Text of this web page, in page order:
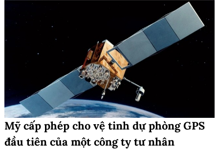
Mỹ cấp phép cho vệ tinh dự phòng GPS
đầu tiên của một công ty tư nhân